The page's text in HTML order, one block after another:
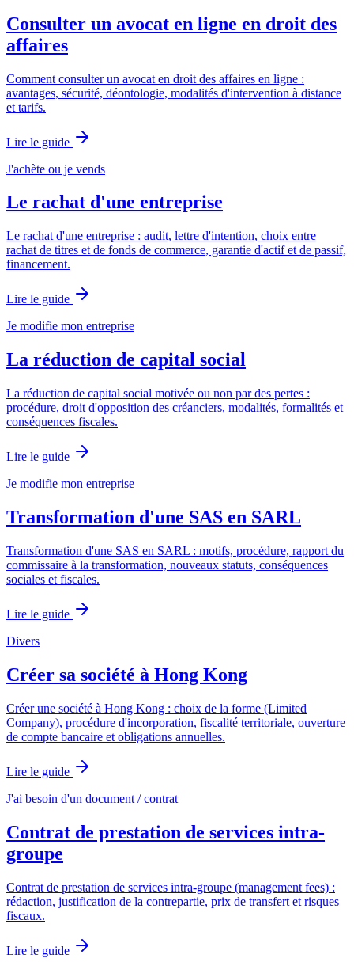
Consulter un avocat en ligne en droit des
affaires
Comment consulter un avocat en droit des affaires en ligne :
avantages, sécurité, déontologie, modalités d'intervention à distance
et tarifs.
Lire le guide
J'achète ou je vends
Le rachat d'une entreprise
Le rachat d'une entreprise : audit, lettre d'intention, choix entre
rachat de titres et de fonds de commerce, garantie d'actif et de passif,
financement.
Lire le guide
Je modifie mon entreprise
La réduction de capital social
La réduction de capital social motivée ou non par des pertes :
procédure, droit d'opposition des créanciers, modalités, formalités et
conséquences fiscales.
Lire le guide
Je modifie mon entreprise
Transformation d'une SAS en SARL
Transformation d'une SAS en SARL : motifs, procédure, rapport du
commissaire à la transformation, nouveaux statuts, conséquences
sociales et fiscales.
Lire le guide
Divers
Créer sa société à Hong Kong
Créer une société à Hong Kong : choix de la forme (Limited
Company), procédure d'incorporation, fiscalité territoriale, ouverture
de compte bancaire et obligations annuelles.
Lire le guide
J'ai besoin d'un document / contrat
Contrat de prestation de services intra-
groupe
Contrat de prestation de services intra-groupe (management fees) :
rédaction, justification de la contrepartie, prix de transfert et risques
fiscaux.
Lire le guide